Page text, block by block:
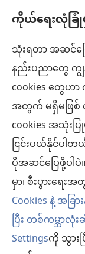
ကိုယ်ရေးလုံခြုံ
သုံးရတာ အဆင်ပြ
နည်းပညာတွေ က
cookies တွေ
အတွက် မရှိမဖြစ်
cookies အသုံ
ငြင်းပယ်နိုင်ပ
ပိုအဆင်ပြေဖို့ပါ
မှာ၊ စီးပွားရေ
Cookies နဲ့ အခ
ပြီး တစ်ကမ္ဘာလုံး
Settingsကို သွား
အခြေအနေနဲ့ပတ်သက်ပြီး
ပေးဖို့က ဆေးဘက်ဆိုင်ရာ
အကြံပြုချက်အားလုံးဟာ
ပါလိမ့်မယ်။
လူနာများ– ကျန်းမာရ
ဆိုင်ရာကျွမ်းကျင်သူတွေနဲ့ အ
ပြပါ။
လိုက်နာရန်စည်းကမ်းမျ
အသွင်အပြင် ဆ
Copyright© 2026